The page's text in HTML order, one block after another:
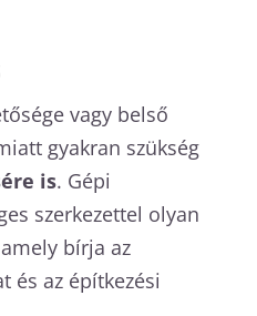
vagy belső
gyakran szükség
is. Gépi
szerkezettel olyan
bírja az
és az építkezési